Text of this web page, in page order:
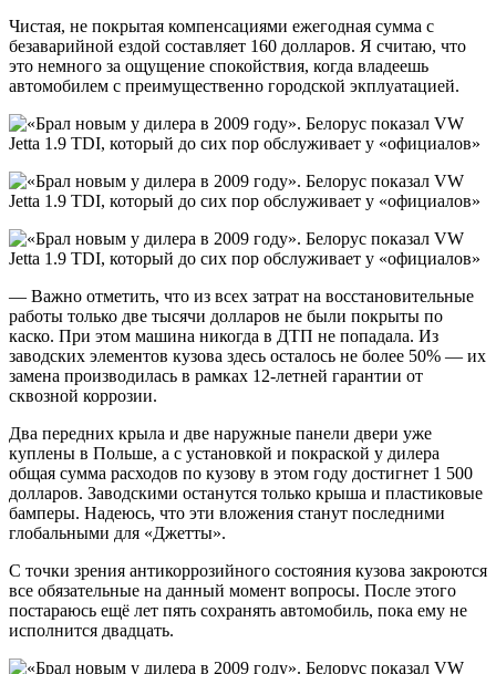
Чистая, не покрытая компенсациями ежегодная сумма с
безаварийной ездой составляет 160 долларов. Я считаю, что
это немного за ощущение спокойствия, когда владеешь
автомобилем с преимущественно городской экплуатацией.
— Важно отметить, что из всех затрат на восстановительные
работы только две тысячи долларов не были покрыты по
каско. При этом машина никогда в ДТП не попадала. Из
заводских элементов кузова здесь осталось не более 50% — их
замена производилась в рамках 12-летней гарантии от
сквозной коррозии.
Два передних крыла и две наружные панели двери уже
куплены в Польше, а с установкой и покраской у дилера
общая сумма расходов по кузову в этом году достигнет 1 500
долларов. Заводскими останутся только крыша и пластиковые
бамперы. Надеюсь, что эти вложения станут последними
глобальными для «Джетты».
С точки зрения антикоррозийного состояния кузова закроются
все обязательные на данный момент вопросы. После этого
постараюсь ещё лет пять сохранять автомобиль, пока ему не
исполнится двадцать.